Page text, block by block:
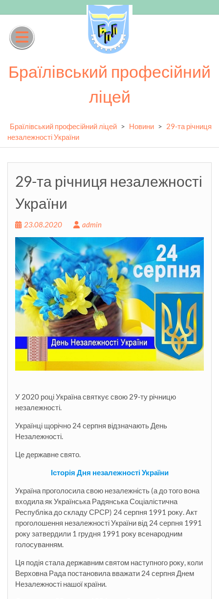
to
content
Браїлівський професійний
ліцей
Браїлівський професійний ліцей > Новини > 29-та річниця
незалежності України
29-та річниця незалежності
України
23.08.2020 admin
У 2020 році Україна святкує свою 29-ту річницю
незалежності.
Українці щорічно 24 серпня відзначають День
Незалежності.
Це державне свято.
Історія Дня незалежності України
Україна проголосила свою незалежність (а до того вона
входила як Українська Радянська Соціалістична
Республіка до складу СРСР) 24 серпня 1991 року. Акт
проголошення незалежності України від 24 серпня 1991
року затвердили 1 грудня 1991 року всенародним
голосуванням.
Ця подія стала державним святом наступного року, коли
Верховна Рада постановила вважати 24 серпня Днем
Незалежності нашої країни.